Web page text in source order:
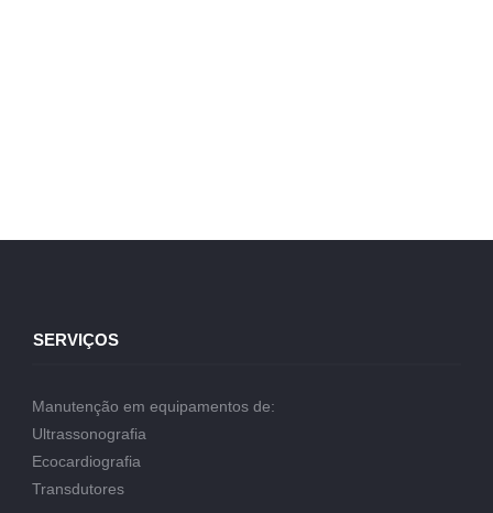
SERVIÇOS
Manutenção em equipamentos de:
Ultrassonografia
Ecocardiografia
Transdutores